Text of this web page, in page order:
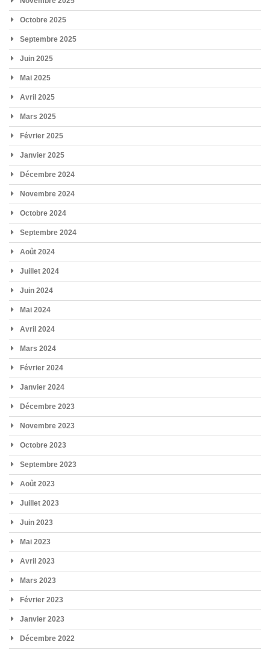
Octobre 2025
Septembre 2025
Juin 2025
Mai 2025
Avril 2025
Mars 2025
Février 2025
Janvier 2025
Décembre 2024
Novembre 2024
Octobre 2024
Septembre 2024
Août 2024
Juillet 2024
Juin 2024
Mai 2024
Avril 2024
Mars 2024
Février 2024
Janvier 2024
Décembre 2023
Novembre 2023
Octobre 2023
Septembre 2023
Août 2023
Juillet 2023
Juin 2023
Mai 2023
Avril 2023
Mars 2023
Février 2023
Janvier 2023
Décembre 2022